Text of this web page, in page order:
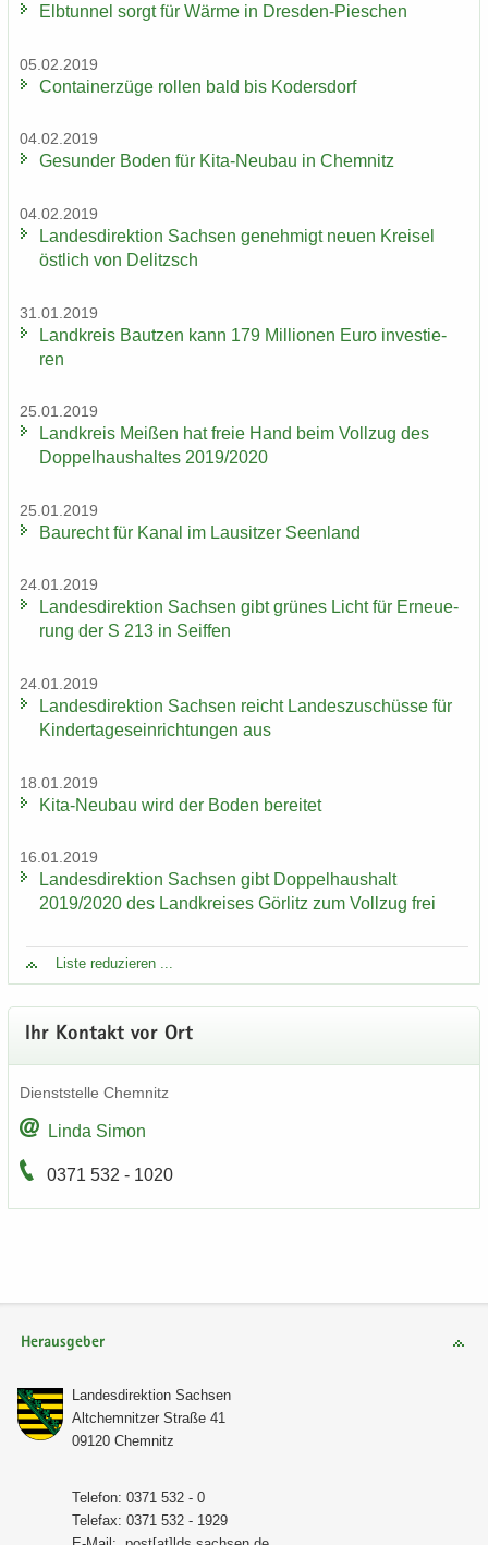
Elb­tun­nel sorgt für Wärme in Dresden-​Pieschen
05.02.2019
Con­tai­ner­zü­ge rol­len bald bis Ko­ders­dorf
04.02.2019
Ge­sun­der Boden für Kita-​Neubau in Chem­nitz
04.02.2019
Lan­des­di­rek­ti­on Sach­sen ge­neh­migt neuen Krei­sel
öst­lich von De­litzsch
31.01.2019
Land­kreis Baut­zen kann 179 Mil­lio­nen Euro in­ves­tie­
ren
25.01.2019
Land­kreis Mei­ßen hat freie Hand beim Voll­zug des
Dop­pel­haus­hal­tes 2019/2020
25.01.2019
Bau­recht für Kanal im Lau­sit­zer Se­en­land
24.01.2019
Lan­des­di­rek­ti­on Sach­sen gibt grü­nes Licht für Er­neue­
rung der S 213 in Seif­fen
24.01.2019
Lan­des­di­rek­ti­on Sach­sen reicht Lan­des­zu­schüs­se für
Kin­der­ta­ges­ein­rich­tun­gen aus
18.01.2019
Kita-​Neubau wird der Boden be­rei­tet
16.01.2019
Lan­des­di­rek­ti­on Sach­sen gibt Dop­pel­haus­halt
2019/2020 des Land­krei­ses Gör­litz zum Voll­zug frei
Liste re­du­zie­ren ...
Ihr Kon­takt vor Ort
Dienst­stel­le Chem­nitz
Linda Simon
0371 532 - 1020
Herausgeber
Lan­des­di­rek­ti­on Sach­sen
Alt­chem­nit­zer Stra­ße 41
09120 Chem­nitz
Te­le­fon: 0371 532 - 0
Te­le­fax: 0371 532 - 1929